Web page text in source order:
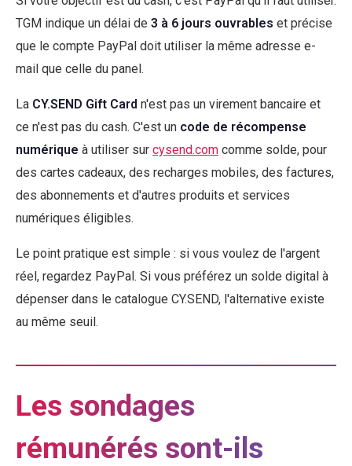
TGM indique un délai de 3 à 6 jours ouvrables et précise
que le compte PayPal doit utiliser la même adresse e-
mail que celle du panel.
La CY.SEND Gift Card n'est pas un virement bancaire et
ce n'est pas du cash. C'est un code de récompense
numérique à utiliser sur cysend.com comme solde, pour
des cartes cadeaux, des recharges mobiles, des factures,
des abonnements et d'autres produits et services
numériques éligibles.
Le point pratique est simple : si vous voulez de l'argent
réel, regardez PayPal. Si vous préférez un solde digital à
dépenser dans le catalogue CY.SEND, l'alternative existe
au même seuil.
Les sondages
rémunérés sont-ils